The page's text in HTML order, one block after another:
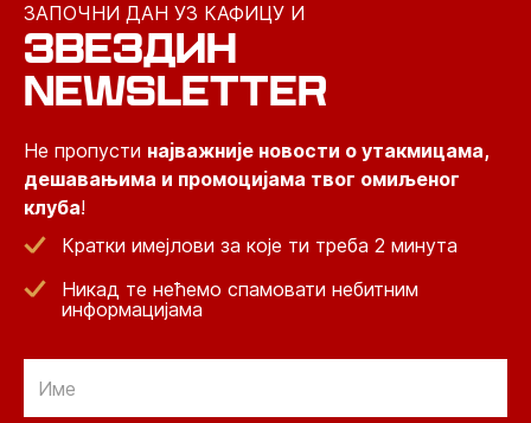
ЗАПОЧНИ ДАН УЗ КАФИЦУ И
ЗВЕЗДИН
NEWSLETTER
Не пропусти најважније новости о утакмицама,
дешавањима и промоцијама твог омиљеног
клуба!
Кратки имејлови за које ти треба 2 минута
Никад те нећемо спамовати небитним
информацијама